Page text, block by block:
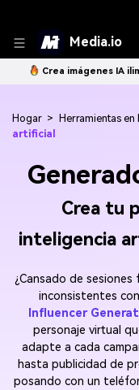
Media.io
Crea imágenes IA
Hogar > Herramientas en
artificial
Crea tu
inteligencia
¿Cansado de
inconsistentes
Influencer
personaje virtual
adapte a cada
hasta publicidad de
posando con un